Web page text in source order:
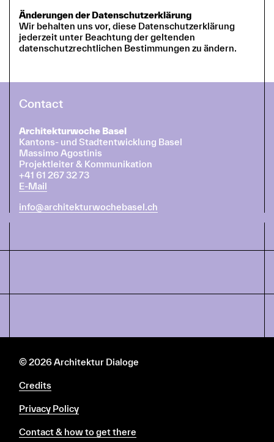
Änderungen der Datenschutzerklärung
Wir behalten uns vor, diese Datenschutzerklärung
jederzeit unter Beachtung der geltenden
datenschutzrechtlichen Bestimmungen zu ändern.
Contact
Architekturwoche Basel
Kantons- und Stadtentwicklung Basel
Massimo Agostinis
Projektleiter & Kommunikation
+41 61 267 32 73
E-Mail
info@architekturwochebasel.ch
© 2026 Architektur Dialoge
Credits
Privacy Policy
Contact & how to get there